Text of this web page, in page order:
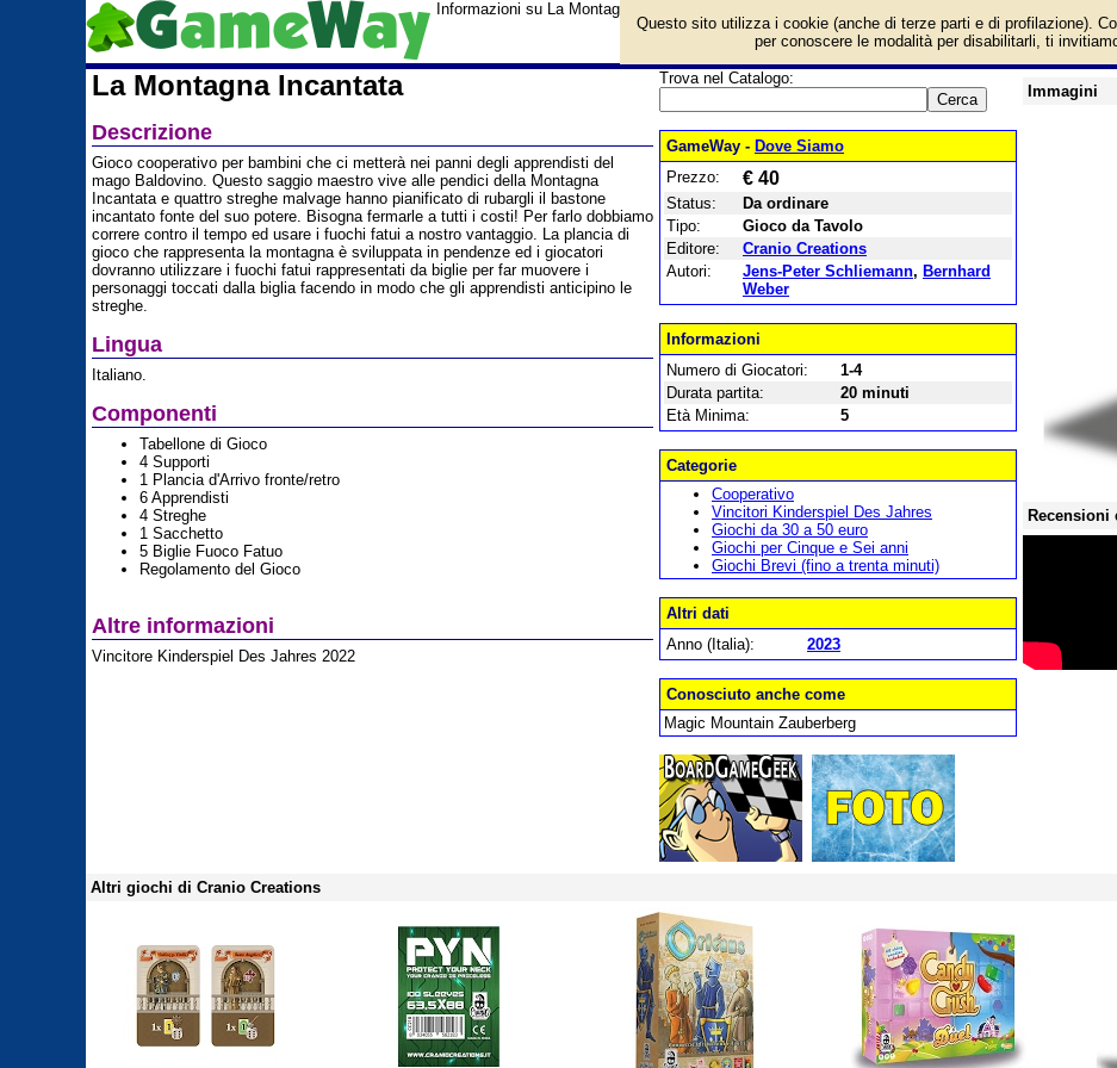
Informazioni su La Montagna Incantata e prezzo di vendita. Prodotto da Cranio Creations
La Montagna Incantata
Descrizione
Gioco cooperativo per bambini che ci metterà nei panni degli apprendisti del
mago Baldovino. Questo saggio maestro vive alle pendici della Montagna
Incantata e quattro streghe malvage hanno pianificato di rubargli il bastone
incantato fonte del suo potere. Bisogna fermarle a tutti i costi! Per farlo dobbiamo
correre contro il tempo ed usare i fuochi fatui a nostro vantaggio. La plancia di
gioco che rappresenta la montagna è sviluppata in pendenze ed i giocatori
dovranno utilizzare i fuochi fatui rappresentati da biglie per far muovere i
personaggi toccati dalla biglia facendo in modo che gli apprendisti anticipino le
streghe.
Lingua
Italiano.
Componenti
Tabellone di Gioco
4 Supporti
1 Plancia d'Arrivo fronte/retro
6 Apprendisti
4 Streghe
1 Sacchetto
5 Biglie Fuoco Fatuo
Regolamento del Gioco
Altre informazioni
Vincitore Kinderspiel Des Jahres 2022
Trova nel Catalogo:
GameWay - Dove Siamo
Prezzo:
€ 40
Status:
Da ordinare
Tipo:
Gioco da Tavolo
Editore:
Cranio Creations
Autori:
Jens-Peter Schliemann, Bernhard
Weber
Informazioni
Numero di Giocatori:
1-4
Durata partita:
20 minuti
Età Minima:
5
Categorie
Cooperativo
Vincitori Kinderspiel Des Jahres
Giochi da 30 a 50 euro
Giochi per Cinque e Sei anni
Giochi Brevi (fino a trenta minuti)
Altri dati
Anno (Italia):
2023
Conosciuto anche come
Magic Mountain Zauberberg
Immagini
Altri giochi di Cranio Creations
Questo sito utilizza i cookie (anche di terze parti e di profilazione).
per conoscere le modalità per disabilitarli, ti